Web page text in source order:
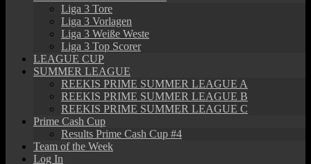
Liga 3 Tore
Liga 3 Vorlagen
Liga 3 Weiße Weste
Liga 3 Top Scorer
LEAGUE CUP
SUMMER LEAGUE
REEKIS PRIME SUMMER LEAGUE A
REEKIS PRIME SUMMER LEAGUE B
REEKIS PRIME SUMMER LEAGUE C
Prime Cash Cup
Results Prime Cash Cup #4
Team of the Week
Log In